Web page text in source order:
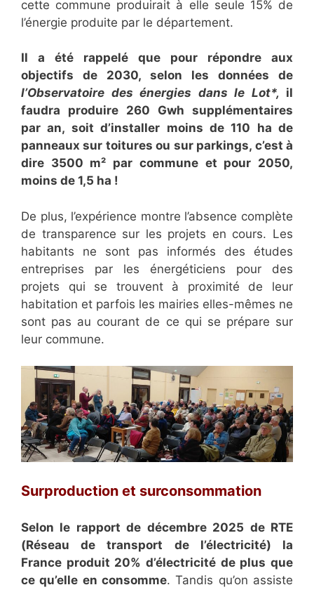
cette commune produirait à elle seule 15% de
l’énergie produite par le département.
Il a été rappelé que pour répondre aux
objectifs de 2030, selon les données de
l’Observatoire des énergies dans le Lot*, il
faudra produire 260 Gwh supplémentaires
par an, soit d’installer moins de 110 ha de
panneaux sur toitures ou sur parkings, c’est à
dire 3500 m² par commune et pour 2050,
moins de 1,5 ha !
De plus, l’expérience montre l’absence complète
de transparence sur les projets en cours. Les
habitants ne sont pas informés des études
entreprises par les énergéticiens pour des
projets qui se trouvent à proximité de leur
habitation et parfois les mairies elles-mêmes ne
sont pas au courant de ce qui se prépare sur
leur commune.
Surproduction et surconsommation
Selon le rapport de décembre 2025 de RTE
(Réseau de transport de l’électricité) la
France produit 20% d’électricité de plus que
ce qu’elle en consomme. Tandis qu’on assiste